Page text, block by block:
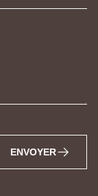
ENVOYER